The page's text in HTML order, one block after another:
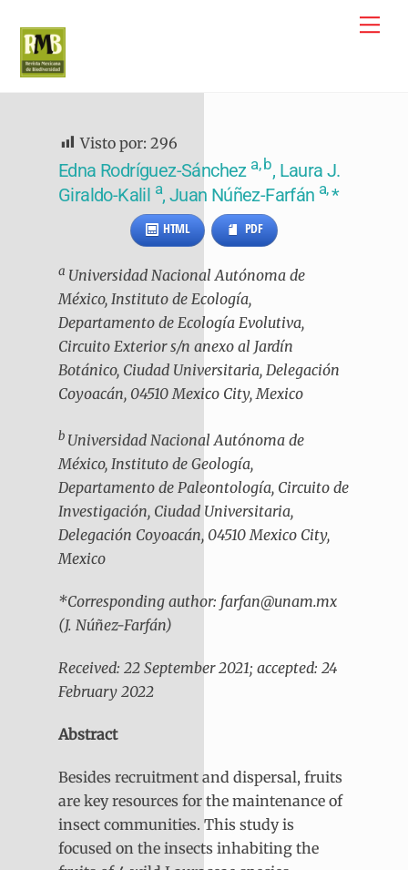
content
Visto por: 296
Edna Rodríguez-Sánchez a, b, Laura J.
Giraldo-Kalil a, Juan Núñez-Farfán a,*
HTML PDF
a Universidad Nacional Autónoma de
México, Instituto de Ecología,
Departamento de Ecología Evolutiva,
Circuito Exterior s/n anexo al Jardín
Botánico, Ciudad Universitaria, Delegación
Coyoacán, 04510 Mexico City, Mexico
b Universidad Nacional Autónoma de
México, Instituto de Geología,
Departamento de Paleontología, Circuito de
Investigación, Ciudad Universitaria,
Delegación Coyoacán, 04510 Mexico City,
Mexico
*Corresponding author: farfan@unam.mx
(J. Núñez-Farfán)
Received: 22 September 2021; accepted: 24
February 2022
Abstract
Besides recruitment and dispersal, fruits
are key resources for the maintenance of
insect communities. This study is
focused on the insects inhabiting the